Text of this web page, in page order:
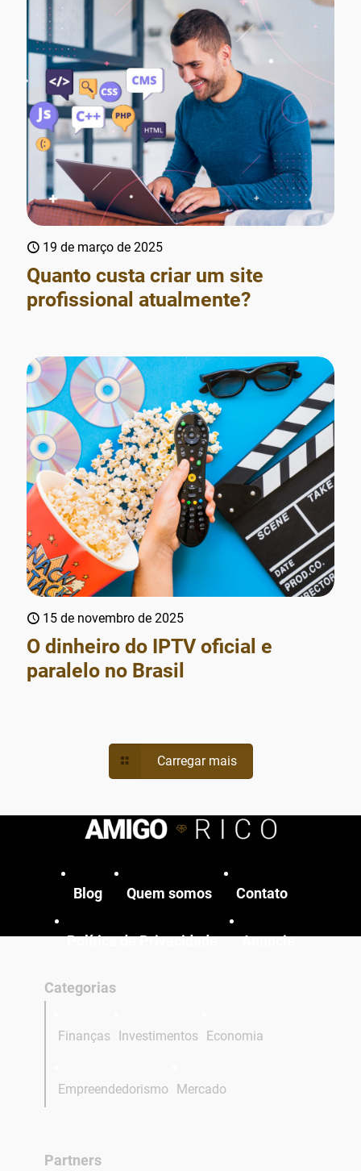
19 de março de 2025
Quanto custa criar um site
profissional atualmente?
15 de novembro de 2025
O dinheiro do IPTV oficial e
paralelo no Brasil
Carregar mais
Blog Quem somos Contato
Política de Privacidade Anuncie
Categorias
Finanças Investimentos Economia
Empreendedorismo Mercado
Partners